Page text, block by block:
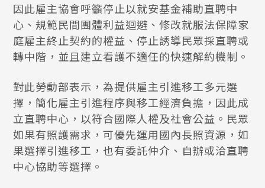
因此雇主協會呼籲停止以就安基金補助直聘中
心、規範民間團體利益迴避、修改就服法保障家
庭雇主終止契約的權益、停止誘導民眾採直聘或
轉中階，並且建立看護不適任的快速解約機制。
對此勞動部表示，為提供雇主引進移工多元選
擇，簡化雇主引進程序與移工經濟負擔，因此成
立直聘中心，以符合國際人權及社會公益。民眾
如果有照護需求，可優先運用國內長照資源，如
果選擇引進移工，也有委託仲介、自辦或洽直聘
中心協助等選擇。